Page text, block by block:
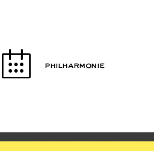
PHILHARMONIE